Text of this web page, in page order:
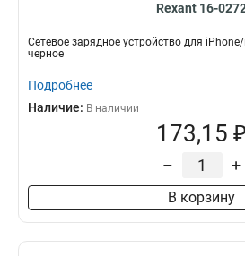
Rexant 16-
Сетевое зарядное устройство для iPhone/
черное
Подробнее
Наличие: В наличии
173,15 ₽
– +
В корзину